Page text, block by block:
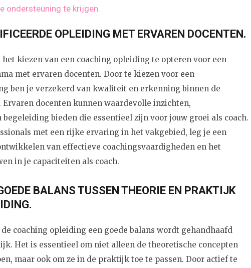
ondersteuning te krijgen.
OPLEIDING MET ERVAREN DOCENTEN.
kiezen van een coaching opleiding te opteren voor een
met ervaren docenten. Door te kiezen voor een
ben je verzekerd van kwaliteit en erkenning binnen de
Ervaren docenten kunnen waardevolle inzichten,
bieden die essentieel zijn voor jouw groei als coach.
met een rijke ervaring in het vakgebied, leg je een
van effectieve coachingsvaardigheden en het
in je capaciteiten als coach.
BALANS TUSSEN THEORIE EN PRAKTIJK
coaching opleiding een goede balans wordt gehandhaafd
Het is essentieel om niet alleen de theoretische concepten
maar ook om ze in de praktijk toe te passen. Door actief te